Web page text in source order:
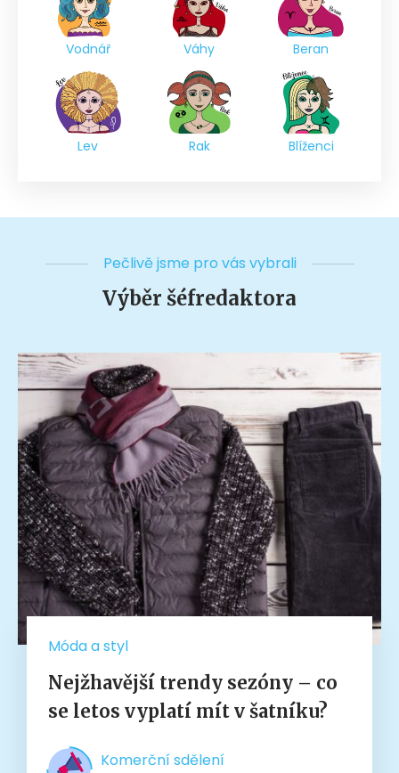
Vodnář Váhy Beran
Lev Rak Blíženci
Pečlivě jsme pro vás vybrali
Výběr šéfredaktora
Móda a styl
Nejžhavější trendy sezóny – co
se letos vyplatí mít v šatníku?
Komerční sdělení